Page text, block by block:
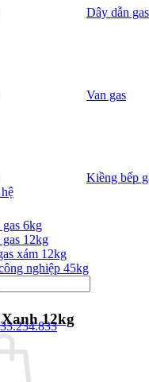
Dây dẫn gas
Van gas
Kiềng bếp
6kg
12kg
xám 12kg
nghiệp 45kg
12kg